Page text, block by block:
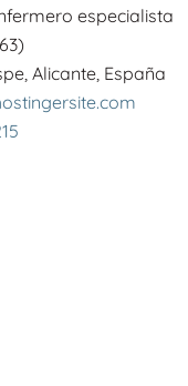
especialista
Alicante, España